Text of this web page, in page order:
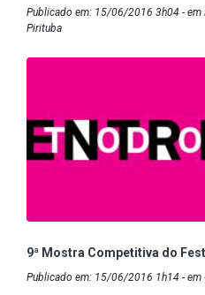
Publicado em: 15/06/2016 3h04 - em
Pirituba
9ª Mostra Competitiva do
Publicado em: 15/06/2016 1h14 - em